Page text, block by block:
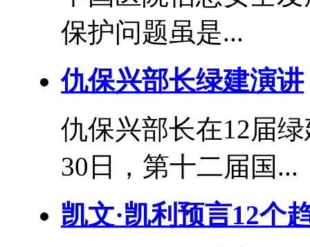
保护问题虽是...
仇保兴部长绿建演讲
仇保兴部长在12届
30日，第十二届国...
凯文·凯利预言12个